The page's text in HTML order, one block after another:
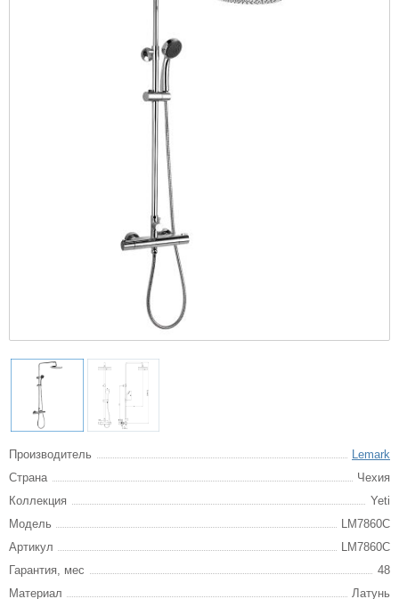
Производитель
Lemark
Страна
Чехия
Коллекция
Yeti
Модель
LM7860C
Артикул
LM7860C
Гарантия, мес
48
Материал
Латунь